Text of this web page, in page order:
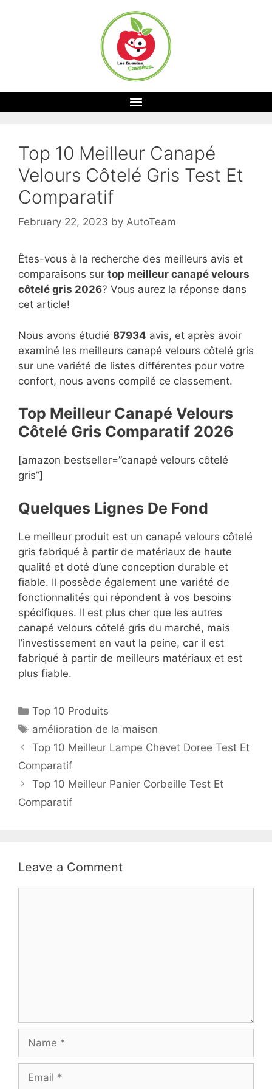
Top 10 Meilleur Canapé
Velours Côtelé Gris Test Et
Comparatif
February 22, 2023 by AutoTeam
Êtes-vous à la recherche des meilleurs avis et
comparaisons sur top meilleur canapé velours
côtelé gris 2026? Vous aurez la réponse dans
cet article!
Nous avons étudié 87934 avis, et après avoir
examiné les meilleurs canapé velours côtelé gris
sur une variété de listes différentes pour votre
confort, nous avons compilé ce classement.
Top Meilleur Canapé Velours
Côtelé Gris Comparatif 2026
[amazon bestseller=”canapé velours côtelé
gris”]
Quelques Lignes De Fond
Le meilleur produit est un canapé velours côtelé
gris fabriqué à partir de matériaux de haute
qualité et doté d’une conception durable et
fiable. Il possède également une variété de
fonctionnalités qui répondent à vos besoins
spécifiques. Il est plus cher que les autres
canapé velours côtelé gris du marché, mais
l’investissement en vaut la peine, car il est
fabriqué à partir de meilleurs matériaux et est
plus fiable.
Top 10 Produits
amélioration de la maison
Top 10 Meilleur Lampe Chevet Doree Test Et
Comparatif
Top 10 Meilleur Panier Corbeille Test Et
Comparatif
Leave a Comment